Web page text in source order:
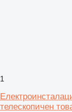
1
телескопичен